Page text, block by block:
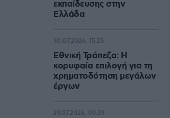
εκπαίδευσης στην
Ελλάδα
Εθνική Τράπεζα: Η
κορυφαία επιλογή για τη
χρηματοδότηση μεγάλων
έργων
30.07.2026, 15:25
29.07.2026, 09:39